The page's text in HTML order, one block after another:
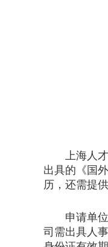
上海人才
出具的《国
历，还需提
申请单位的
司需出具人